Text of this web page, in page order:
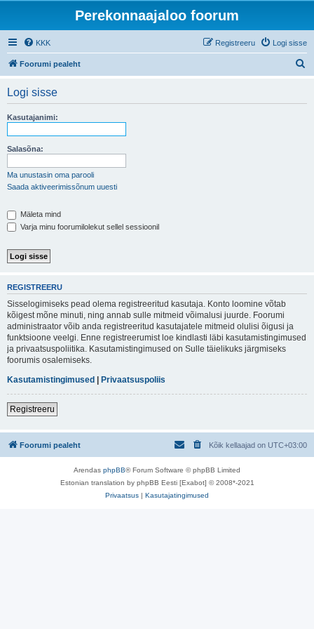
Perekonnaajaloo foorum
KKK Logi sisse
Registreeru
Foorumi pealeht
Logi sisse
Kasutajanimi:
Salasõna:
Ma unustasin oma parooli
Saada aktiveerimissõnum uuesti
Mäleta mind
Varja minu foorumilolekut sellel sessioonil
REGISTREERU
Sisselogimiseks pead olema registreeritud kasutaja. Konto loomine võtab
kõigest mõne minuti, ning annab sulle mitmeid võimalusi juurde. Foorumi
administraator võib anda registreeritud kasutajatele mitmeid olulisi õigusi ja
funktsioone veelgi. Enne registreerumist loe kindlasti läbi kasutamistingimused
ja privaatsuspoliitika. Kasutamistingimused on Sulle täielikuks järgmiseks
foorumis osalemiseks.
Kasutamistingimused | Privaatsuspoliis
Registreeru
Foorumi pealeht Kõik kellaajad on UTC+03:00
Arendas phpBB® Forum Software © phpBB Limited
Estonian translation by phpBB Eesti [Exabot] © 2008*-2021
Privaatsus | Kasutajatingimused